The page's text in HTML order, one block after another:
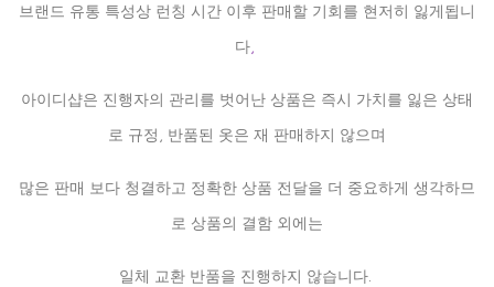
브랜드 유통 특성상 런칭 시간 이후 판매할 기회를 현저히 잃게됩니
다,
아이디샵은 진행자의 관리를 벗어난 상품은 즉시 가치를 잃은 상태
로 규정, 반품된 옷은 재 판매하지 않으며
많은 판매 보다 청결하고 정확한 상품 전달을 더 중요하게 생각하므
로 상품의 결함 외에는
일체 교환 반품을 진행하지 않습니다.